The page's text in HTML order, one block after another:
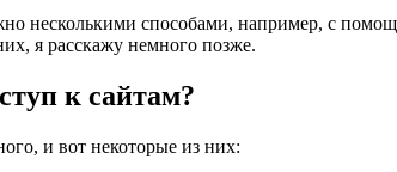
несколькими способами, например, с
я расскажу немного позже.
к сайтам?
и вот некоторые из них: